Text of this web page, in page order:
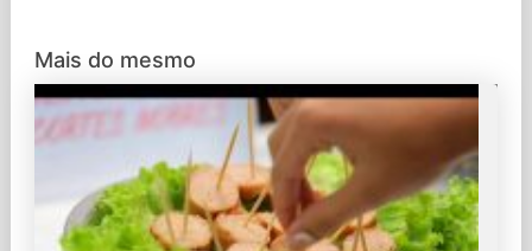
Mais do mesmo